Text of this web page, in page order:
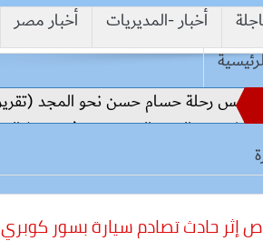
أخبار -المديريات أخبار مصر
حسام حسن نحو المجد (تقرير) 10 زيادات في 10 سنوات.. هل حان الوقت لرفع دعم البنزين نهائيا؟
الجديدة وتدفع تنفيذ المرافق